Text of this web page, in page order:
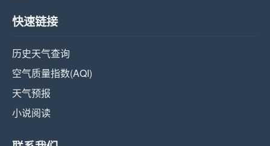
快速链接
历史天气查询
空气质量指数(AQI)
天气预报
小说阅读